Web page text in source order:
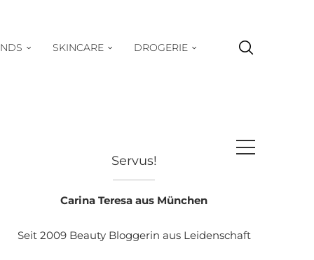
SKINCARE DROGERIE
Servus!
Carina Teresa aus München
Seit 2009 Beauty Bloggerin aus Leidenschaft